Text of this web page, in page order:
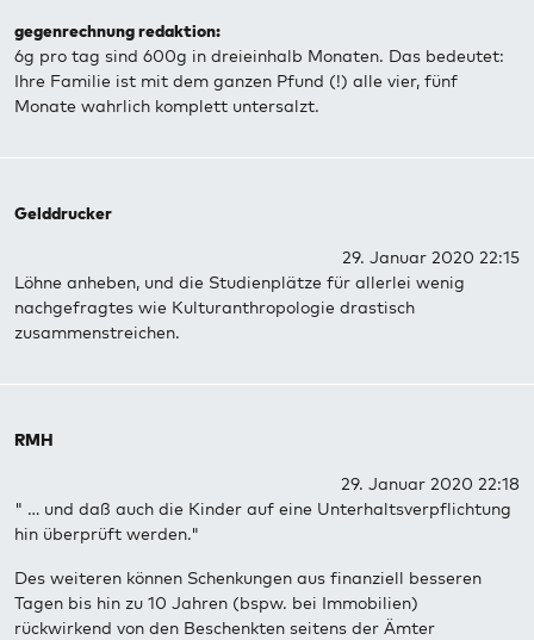
gegenrechnung redaktion:
6g pro tag sind 600g in dreieinhalb Monaten. Das bedeutet:
Ihre Familie ist mit dem ganzen Pfund (!) alle vier, fünf
Monate wahrlich komplett untersalzt.
Gelddrucker
29. Januar 2020 22:15
Löhne anheben, und die Studienplätze für allerlei wenig
nachgefragtes wie Kulturanthropologie drastisch
zusammenstreichen.
RMH
29. Januar 2020 22:18
" … und daß auch die Kinder auf eine Unterhaltsverpflichtung
hin überprüft werden."
Des weiteren können Schenkungen aus finanziell besseren
Tagen bis hin zu 10 Jahren (bspw. bei Immobilien)
rückwirkend von den Beschenkten seitens der Ämter